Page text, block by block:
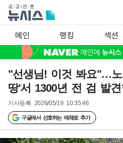
메인 랭킹 섹션
"선생님! 이것 봐요"…노
땅'서 1300년 전 검 발
기사등록 2026/05/19 10:35:46
구글에서 선호하는 매체로 추가